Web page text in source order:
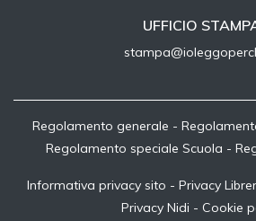
UFFICIO
Regolamento generale -
Regolamento speciale Scuola -
Informativa privacy sito - Privacy
Privacy Nidi - Cookie